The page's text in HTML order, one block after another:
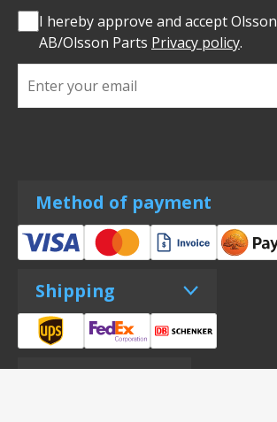
I hereby approve and accept
AB/Olsson Parts Privacy policy.
Method of payment
Shipping